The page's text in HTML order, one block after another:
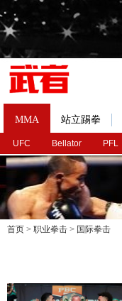
MMA
UFC Bellator PFL
站立踢拳
首页 > 职业拳击 > 国际拳击